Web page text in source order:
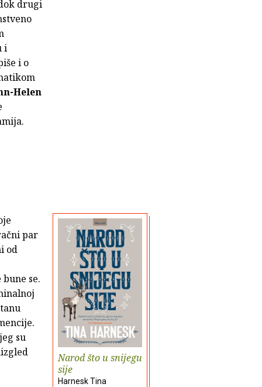
drugi
i
i o
Helen
Narod što u snijegu
sije
Harnesk Tina
par
od
se.
su